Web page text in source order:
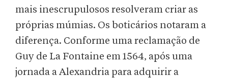
mais inescrupulosos resolveram criar as
próprias múmias. Os boticários notaram a
diferença. Conforme uma reclamação de
Guy de La Fontaine em 1564, após uma
jornada a Alexandria para adquirir a